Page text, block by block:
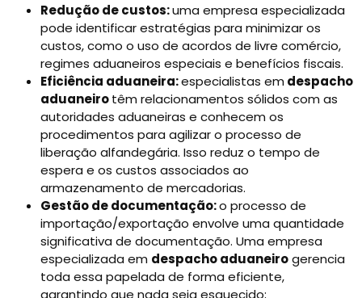
Redução de custos:uma empresa especializada
pode identificar estratégias para minimizar os
custos, como o uso de acordos de livre comércio,
regimes aduaneiros especiais e benefícios fiscais.
Eficiência aduaneira:especialistas em despacho
aduaneirotêm relacionamentos sólidos com as
autoridades aduaneiras e conhecem os
procedimentos para agilizar o processo de
liberação alfandegária. Isso reduz o tempo de
espera e os custos associados ao
armazenamento de mercadorias.
Gestão de documentação:o processo de
importação/exportação envolve uma quantidade
significativa de documentação. Uma empresa
especializada em despacho aduaneirogerencia
toda essa papelada de forma eficiente,
garantindo que nada seja esquecido;